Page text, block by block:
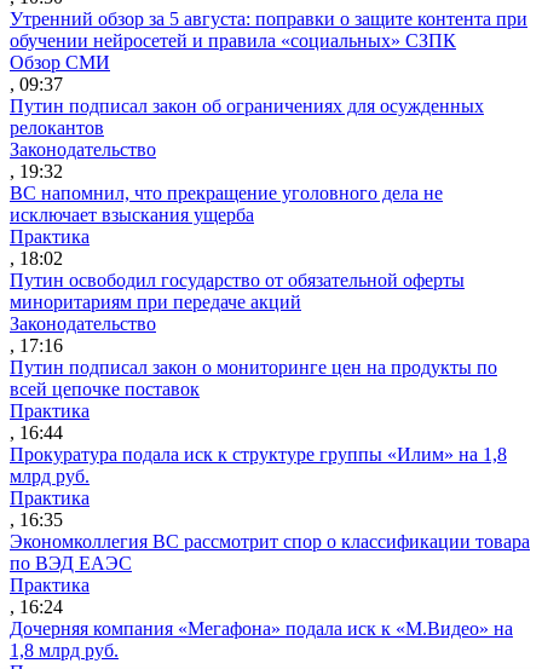
Утренний обзор за 5 августа: поправки о защите контента при
обучении нейросетей и правила «социальных» СЗПК
Обзор СМИ
, 09:37
Путин подписал закон об ограничениях для осужденных
релокантов
Законодательство
, 19:32
ВС напомнил, что прекращение уголовного дела не
исключает взыскания ущерба
Практика
, 18:02
Путин освободил государство от обязательной оферты
миноритариям при передаче акций
Законодательство
, 17:16
Путин подписал закон о мониторинге цен на продукты по
всей цепочке поставок
Практика
, 16:44
Прокуратура подала иск к структуре группы «Илим» на 1,8
млрд руб.
Практика
, 16:35
Экономколлегия ВС рассмотрит спор о классификации товара
по ВЭД ЕАЭС
Практика
, 16:24
Дочерняя компания «Мегафона» подала иск к «М.Видео» на
1,8 млрд руб.